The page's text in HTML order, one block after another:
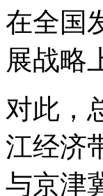
在全国
展战略
对此，
江经济
与京津